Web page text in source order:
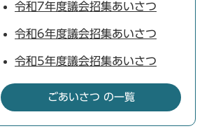
令和7年度議会招集あいさつ
令和6年度議会招集あいさつ
令和5年度議会招集あいさつ
ごあいさつ の一覧